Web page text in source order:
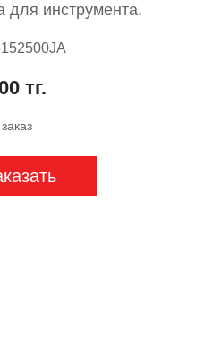
для инструмента.
тг.